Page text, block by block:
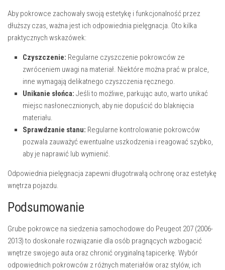
Aby pokrowce zachowały swoją estetykę i funkcjonalność przez
dłuższy czas, ważna jest ich odpowiednia pielęgnacja. Oto kilka
praktycznych wskazówek:
Czyszczenie: Regularne czyszczenie pokrowców ze
zwróceniem uwagi na materiał. Niektóre można prać w pralce,
inne wymagają delikatnego czyszczenia ręcznego.
Unikanie słońca: Jeśli to możliwe, parkując auto, warto unikać
miejsc nasłonecznionych, aby nie dopuścić do blaknięcia
materiału.
Sprawdzanie stanu: Regularne kontrolowanie pokrowców
pozwala zauważyć ewentualne uszkodzenia i reagować szybko,
aby je naprawić lub wymienić.
Odpowiednia pielęgnacja zapewni długotrwałą ochronę oraz estetykę
wnętrza pojazdu.
Podsumowanie
Grube pokrowce na siedzenia samochodowe do Peugeot 207 (2006-
2013) to doskonałe rozwiązanie dla osób pragnących wzbogacić
wnętrze swojego auta oraz chronić oryginalną tapicerkę. Wybór
odpowiednich pokrowców z różnych materiałów oraz stylów, ich